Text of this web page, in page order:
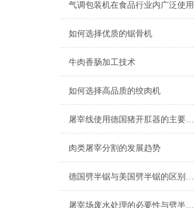
气调包装机在食品行业内广泛使用
如何选择优质的锯骨机
牛肉香肠加工技术
如何选择高品质的绞肉机
屠宰线使用德国猪开肛器的主要优势
肉类屠宰分割的发展趋势
德国劈半锯与美国劈半锯的区别有哪些？
屠宰场废水处理的必要性与劈半锯的必要性